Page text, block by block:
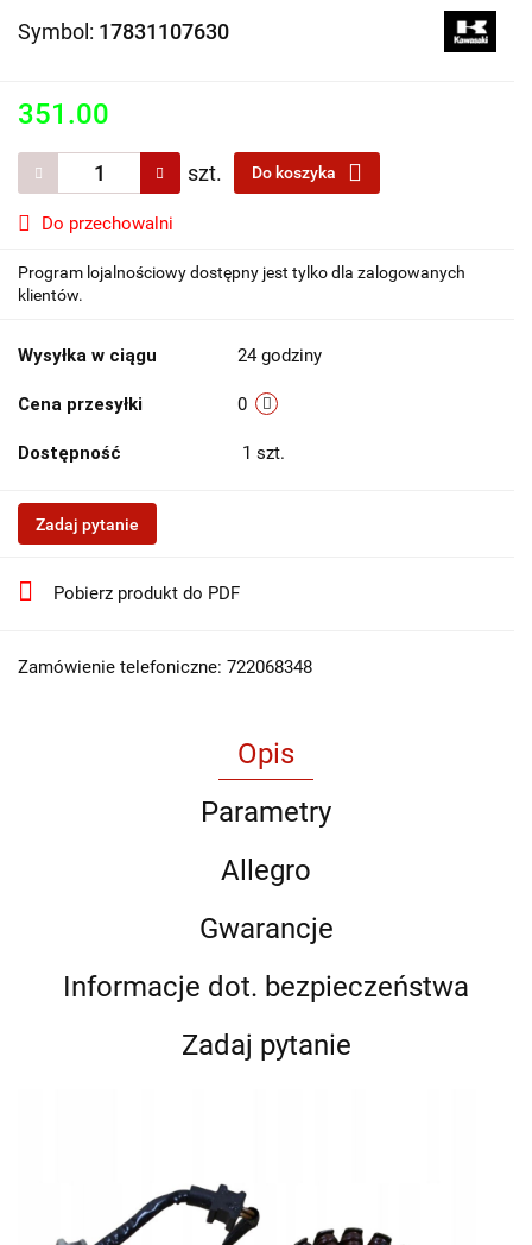
Symbol: 17831107630
351.00
szt. Do koszyka
Do przechowalni
Program lojalnościowy dostępny jest tylko dla zalogowanych
klientów.
Wysyłka w ciągu 24 godziny
Cena przesyłki 0
Dostępność 1 szt.
Zadaj pytanie
Pobierz produkt do PDF
Zamówienie telefoniczne: 722068348
Opis
Parametry
Allegro
Gwarancje
Informacje dot. bezpieczeństwa
Zadaj pytanie